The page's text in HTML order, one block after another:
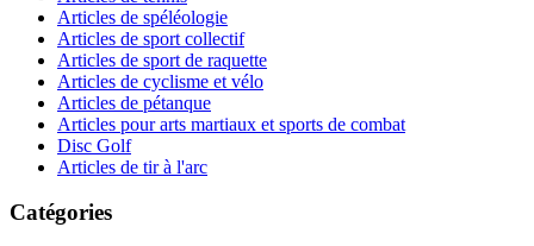
Articles de spéléologie
Articles de sport collectif
Articles de sport de raquette
Articles de cyclisme et vélo
Articles de pétanque
Articles pour arts martiaux et sports de combat
Disc Golf
Articles de tir à l'arc
Catégories